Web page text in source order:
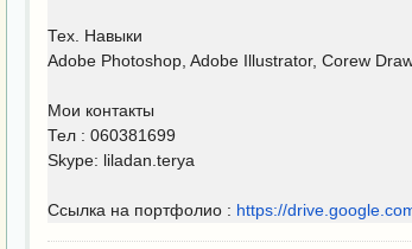
Тех. Навыки
Adobe Photoshop, Adobe Illustrator, Corew
Мои контакты
Тел : 060381699
Skype: liladan.terya
Ссылка на портфолио : https://